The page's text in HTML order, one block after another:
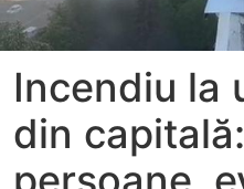
Incendiu la
din